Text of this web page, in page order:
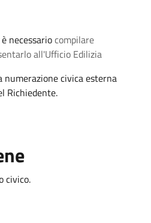
necessariocompilare
all'Ufficio Edilizia
numerazione civica esterna
Richiedente.
civico.